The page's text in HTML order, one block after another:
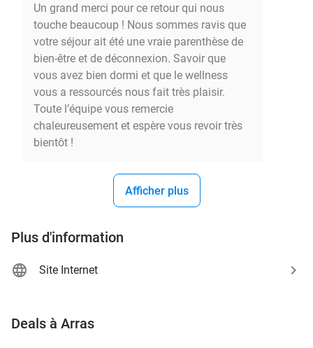
Un grand merci pour ce retour qui nous
touche beaucoup ! Nous sommes ravis que
votre séjour ait été une vraie parenthèse de
bien-être et de déconnexion. Savoir que
vous avez bien dormi et que le wellness
vous a ressourcés nous fait très plaisir.
Toute l’équipe vous remercie
chaleureusement et espère vous revoir très
bientôt !
Afficher plus
Plus d'information
Site Internet
Deals à Arras